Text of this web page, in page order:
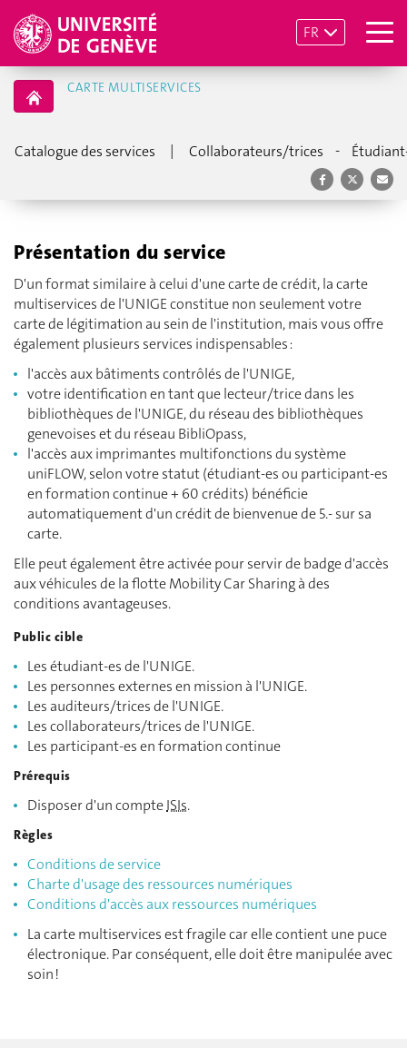
FR
CARTE MULTISERVICES
Catalogue des services | Collaborateurs/trices -
Présentation du service
D'un format similaire à celui d'une carte de crédit, la carte
multiservices de l'UNIGE constitue non seulement votre
carte de légitimation au sein de l'institution, mais vous offre
également plusieurs services indispensables :
l'accès aux bâtiments contrôlés de l'UNIGE,
votre identification en tant que lecteur/trice dans les
bibliothèques de l'UNIGE, du réseau des bibliothèques
genevoises et du réseau BibliOpass,
l'accès aux imprimantes multifonctions du système
uniFLOW, selon votre statut (étudiant-es ou participant-es
en formation continue + 60 crédits) bénéficie
automatiquement d'un crédit de bienvenue de 5.- sur sa
carte.
Elle peut également être activée pour servir de badge d'accès
aux véhicules de la flotte Mobility Car Sharing à des
conditions avantageuses.
Public cible
Les étudiant-es de l'UNIGE.
Les personnes externes en mission à l'UNIGE.
Les auditeurs/trices de l'UNIGE.
Les collaborateurs/trices de l'UNIGE.
Les participant-es en formation continue
Prérequis
Disposer d'un compteISIs.
Règles
Conditions de service
Charte d'usage des ressources numériques
Conditions d'accès aux ressources numériques
La carte multiservices est fragile car elle contient une puce
électronique. Par conséquent, elle doit être manipulée avec
soin !